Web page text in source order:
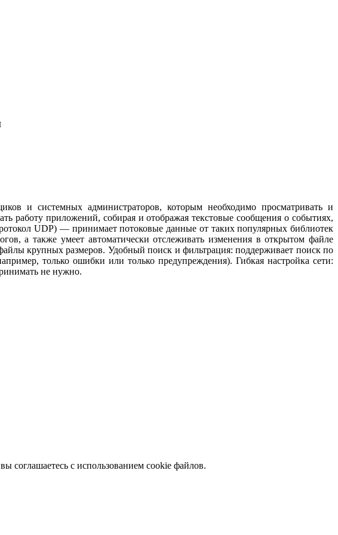
и системных администраторов, которым необходимо просматривать и
работу приложений, собирая и отображая текстовые сообщения о событиях,
UDP) — принимает потоковые данные от таких популярных библиотек
а также умеет автоматически отслеживать изменения в открытом файле
крупных размеров. Удобный поиск и фильтрация: поддерживает поиск по
только ошибки или только предупреждения). Гибкая настройка сети:
не нужно.
соглашаетесь с использованием cookie файлов.